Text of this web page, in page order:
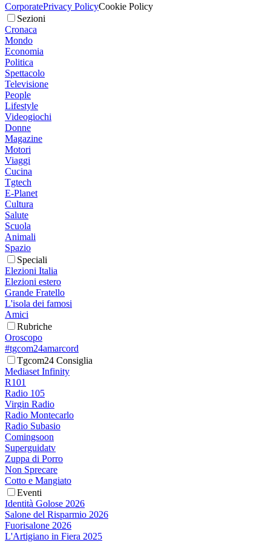
CorporatePrivacy PolicyCookie Policy
Sezioni
Cronaca
Mondo
Economia
Politica
Spettacolo
Televisione
People
Lifestyle
Videogiochi
Donne
Magazine
Motori
Viaggi
Cucina
Tgtech
E-Planet
Cultura
Salute
Scuola
Animali
Spazio
Speciali
Elezioni Italia
Elezioni estero
Grande Fratello
L'isola dei famosi
Amici
Rubriche
Oroscopo
#tgcom24amarcord
Tgcom24 Consiglia
Mediaset Infinity
R101
Radio 105
Virgin Radio
Radio Montecarlo
Radio Subasio
Comingsoon
Superguidatv
Zuppa di Porro
Non Sprecare
Cotto e Mangiato
Eventi
Identità Golose 2026
Salone del Risparmio 2026
Fuorisalone 2026
L'Artigiano in Fiera 2025